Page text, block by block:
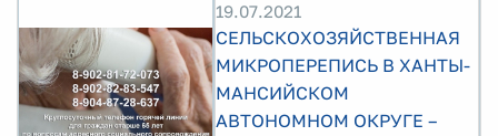
19.07.2021
СЕЛЬСКОХОЗЯЙСТВЕННАЯ
МИКРОПЕРЕПИСЬ В ХАНТЫ-
МАНСИЙСКОМ
АВТОНОМНОМ ОКРУГЕ –